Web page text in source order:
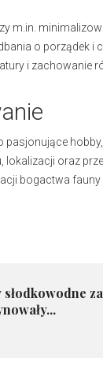
m.in.
o porządek i
i zachowanie
pasjonujące
lokalizacji oraz
bogactwa
słodkowodne